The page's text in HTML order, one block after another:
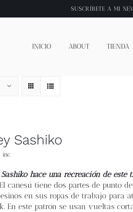
SUSCRÍBETE A MI
INICIO ABOUT TIENDA
Sashiko
inc.
Sashiko hace una recreación de
canesú tiene dos partes de punto
en sus ropas de trabajo para
En este patrón se usan vueltas